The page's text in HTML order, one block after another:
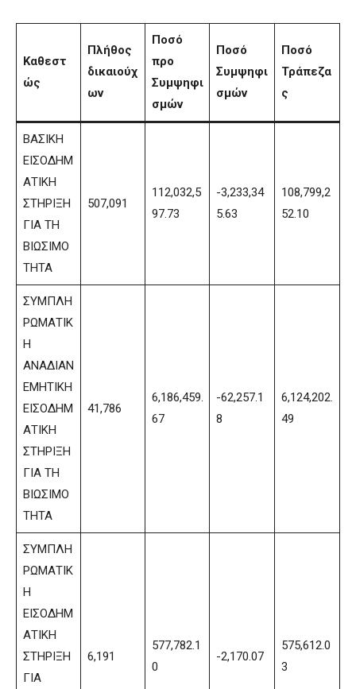
Καθεστ
ώς
Πλήθος
δικαιούχ
ων
Ποσό
προ
Συμψηφι
σμών
Ποσό
Συμψηφι
σμών
Ποσό
Τράπεζα
ς
ΒΑΣΙΚΗ
ΕΙΣΟΔΗΜ
ΑΤΙΚΗ
ΣΤΗΡΙΞΗ
ΓΙΑ ΤΗ
ΒΙΩΣΙΜΟ
ΤΗΤΑ
507,091
112,032,5
97.73
-3,233,34
5.63
108,799,2
52.10
ΣΥΜΠΛΗ
ΡΩΜΑΤΙΚ
Η
ΑΝΑΔΙΑΝ
ΕΜΗΤΙΚΗ
ΕΙΣΟΔΗΜ
ΑΤΙΚΗ
ΣΤΗΡΙΞΗ
ΓΙΑ ΤΗ
ΒΙΩΣΙΜΟ
ΤΗΤΑ
41,786
6,186,459.
67
-62,257.1
8
6,124,202.
49
ΣΥΜΠΛΗ
ΡΩΜΑΤΙΚ
Η
ΕΙΣΟΔΗΜ
ΑΤΙΚΗ
ΣΤΗΡΙΞΗ
ΓΙΑ
6,191
577,782.1
0
-2,170.07
575,612.0
3